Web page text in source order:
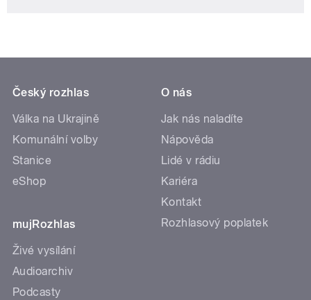
Český rozhlas
Válka na Ukrajině
Komunální volby
Stanice
eShop
mujRozhlas
Živé vysílání
Audioarchiv
Podcasty
O nás
Jak nás naladíte
Nápověda
Lidé v rádiu
Kariéra
Kontakt
Rozhlasový poplatek